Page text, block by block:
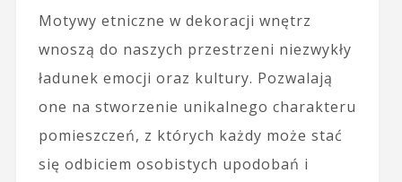
Motywy etniczne w dekoracji wnętrz
wnoszą do naszych przestrzeni niezwykły
ładunek emocji oraz kultury. Pozwalają
one na stworzenie unikalnego charakteru
pomieszczeń, z których każdy może stać
się odbiciem osobistych upodobań i